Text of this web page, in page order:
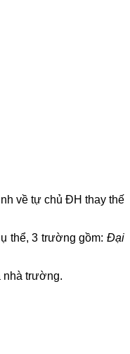
về tự chủ ĐH thay thế
thể, 3 trường gồm:Đại
nhà trường.